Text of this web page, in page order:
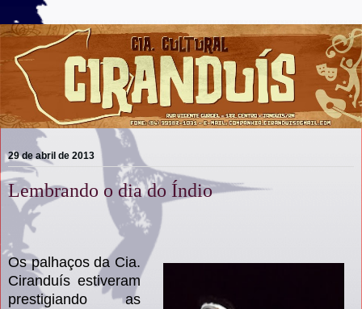
29 de abril de 2013
Lembrando o dia do Índio
Os palhaços da Cia.
Ciranduís estiveram
prestigiando as